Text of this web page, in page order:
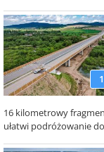
16 kilometrowy
ułatwi podróżowanie